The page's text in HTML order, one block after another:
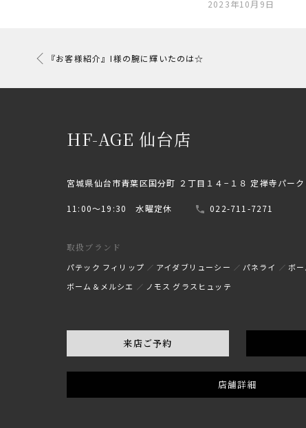
2023年10月9日
『お客様紹介』I様の腕に輝いたのは☆
HF-AGE 仙台店
宮城県仙台市青葉区国分町 ２丁目１４−１８ 定禅寺パー
11:00〜19:30 水曜定休 022-711-7271
取扱ブランド
パテック フィリップ アイダブリューシー パネライ
ボ
ボーム＆メルシエ
ノモス グラスヒュッテ
来店ご予約
店舗詳細